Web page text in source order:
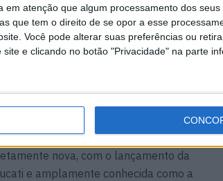
em atenção que algum processamento dos
que tem o direito de se opor a esse
Você pode alterar suas preferências ou
e clicando no botão "Privacidade" na parte
Roche, da Ducati, assumiu o título
a próxima vitória Honda, quando Aaron
um título, com John Kocinski (3
nova, com o lançamento da
e amplamente conhecida como a